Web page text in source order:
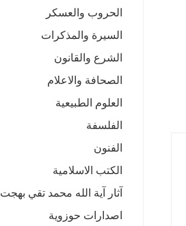
الحروب والعسكر
السيرة والمذكرات
الشرع والقانون
الصحافة والاعلام
العلوم الطبيعية
الفلسفة
الفنون
الكتب الاسلامية
آثار آية الله محمد تقي بهجت
اصدارات حوزوية